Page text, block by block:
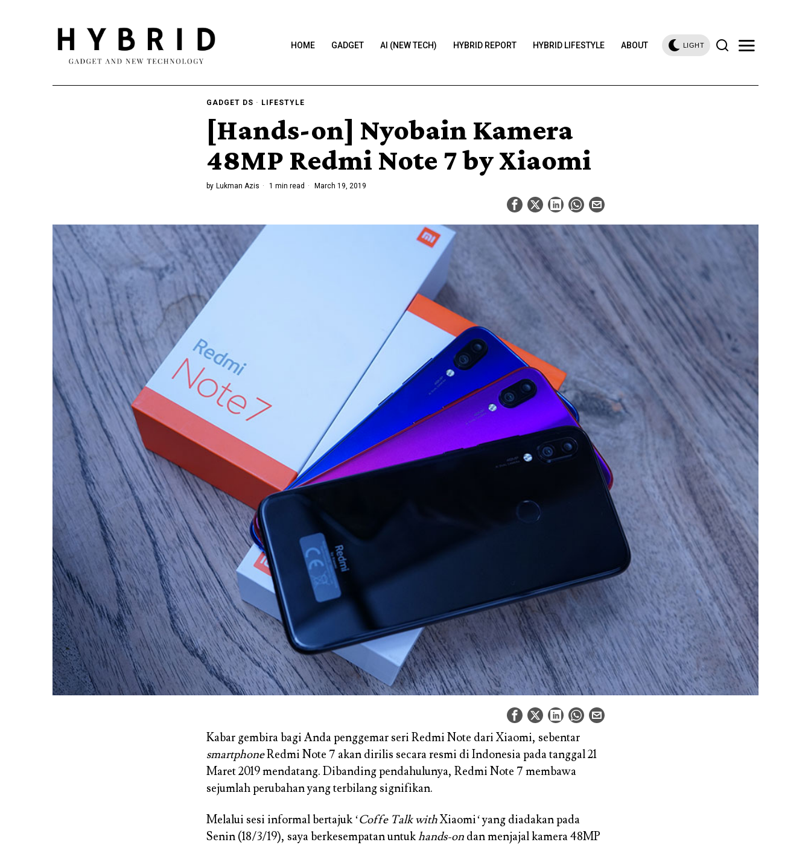
HOME GADGET AI (NEW TECH) HYBRID REPORT HYBRID LIFESTYLE ABOUT LIGHT
GADGET DS · LIFESTYLE
[Hands-on] Nyobain Kamera
48MP Redmi Note 7 by Xiaomi
by Lukman Azis 1 min read March 19, 2019
Kabar gembira bagi Anda penggemar seri Redmi Note dari Xiaomi, sebentar
smartphoneRedmi Note 7 akan dirilis secara resmi di Indonesia pada tanggal 21
Maret 2019 mendatang. Dibanding pendahulunya, Redmi Note 7 membawa
sejumlah perubahan yang terbilang signifikan.
Melalui sesi informal bertajuk ‘Coffe Talk withXiaomi‘yang diadakan pada
Senin (18/3/19), saya berkesempatan untukhands-on dan menjajal kamera 48MP